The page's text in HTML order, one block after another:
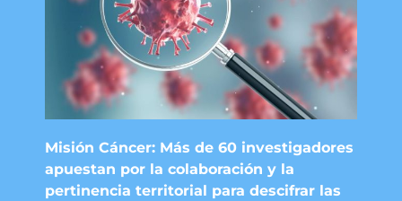
Misión Cáncer: Más de 60 investigadores
apuestan por la colaboración y la
pertinencia territorial para descifrar las